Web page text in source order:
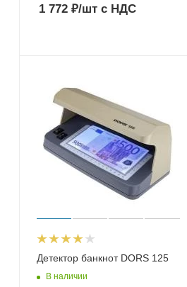
1 772 ₽/шт с НДС
Детектор банкнот DORS 125
В наличии